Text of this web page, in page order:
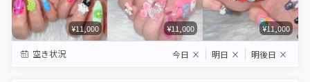
¥11,000 ¥11,000 ¥11,000
空き状況 今日 × 明日 × 明後日 ×